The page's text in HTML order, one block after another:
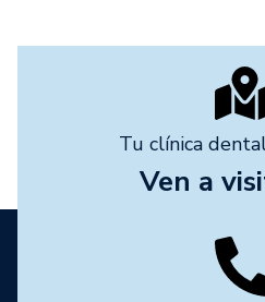
Tu clínica
Ven a